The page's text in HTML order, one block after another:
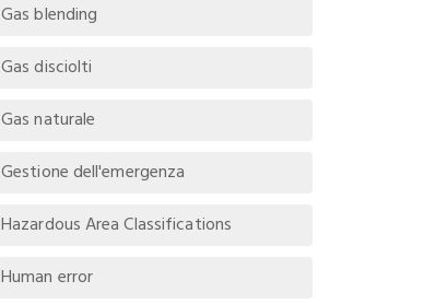
Gas blending
Gas disciolti
Gas naturale
Gestione dell'emergenza
Hazardous Area Classifications
Human error